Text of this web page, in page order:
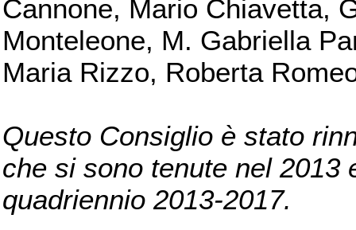
Cannone, Mario Chiavetta,
Monteleone, M. Gabriella
Maria Rizzo, Roberta
Questo Consiglio è stato
che si sono tenute nel 2013
quadriennio 2013-2017.